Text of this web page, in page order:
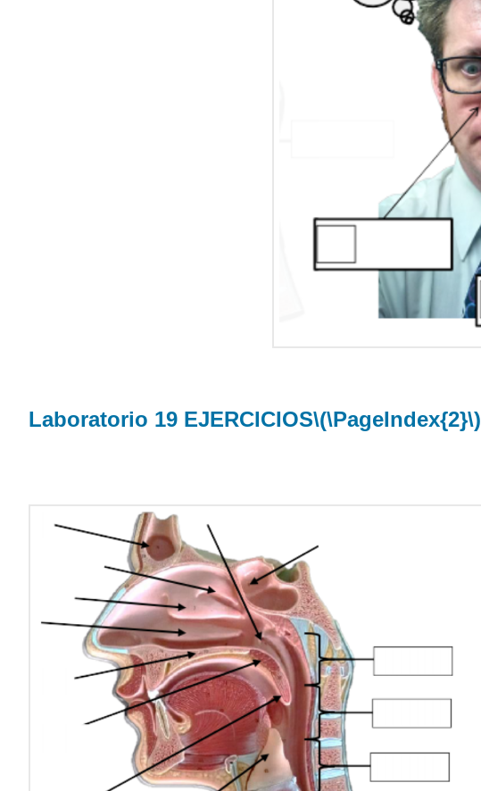
Laboratorio 19 EJERCICIOS\(\PageIndex{2}\)